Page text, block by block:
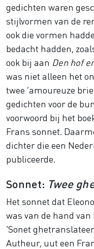
gedichten waren
stijlvormen van de
ook die vormen
bedacht hadden,
ook bij aan Den hof
was niet alleen het
twee ‘amoureuze
gedichten voor de
voorwoord bij het
Frans sonnet.
dichter die een
publiceerde.
Sonnet: Twee
Het sonnet dat
was van de hand van
‘Sonet
Autheur, uut een